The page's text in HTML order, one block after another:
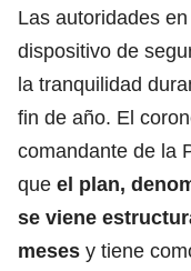
Las autoridades
dispositivo de
la tranquilidad
fin de año. El
comandante de la
que el plan,
se viene
meses y tiene